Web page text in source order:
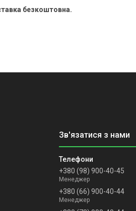
безкоштовна.
+380 (98) 900-40-45
Менеджер
+380 (66) 900-40-44
Менеджер